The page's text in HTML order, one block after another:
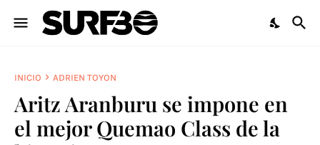
INICIO ADRIEN TOYON
Aritz Aranburu se impone en
el mejor Quemao Class de la